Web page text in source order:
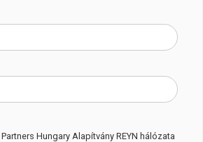
Hungary Alapítvány REYN hálózata